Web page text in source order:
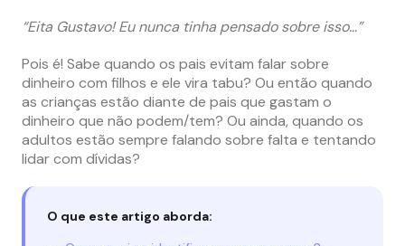
“Eita Gustavo! Eu nunca tinha pensado sobre isso…”
Pois é! Sabe quando os pais evitam falar sobre
dinheiro com filhos e ele vira tabu? Ou então quando
as crianças estão diante de pais que gastam o
dinheiro que não podem/tem? Ou ainda, quando os
adultos estão sempre falando sobre falta e tentando
lidar com dívidas?
O que este artigo aborda: